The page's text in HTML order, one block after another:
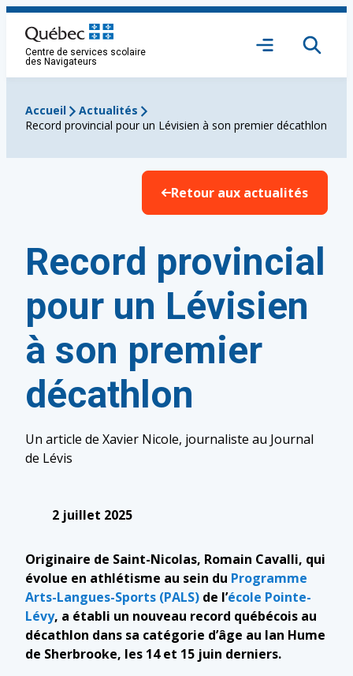
Aller
contenu
Centre de services scolaire
des Navigateurs
Ouvrir
Accueil
Actualités
Record provincial pour un Lévisien à son premier décathlon
Retour aux actualités
Record provincial
pour un Lévisien
à son premier
décathlon
Un article de Xavier Nicole, journaliste au Journal
de Lévis
2 juillet 2025
Originaire de Saint-Nicolas, Romain Cavalli, qui
évolue en athlétisme au sein du Programme
Arts-Langues-Sports (PALS) de l’école Pointe-
Lévy, a établi un nouveau record québécois au
décathlon dans sa catégorie d’âge au Ian Hume
de Sherbrooke, les 14 et 15 juin derniers.